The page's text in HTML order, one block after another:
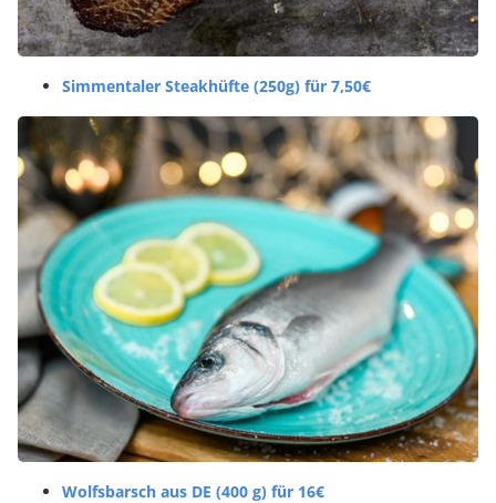
Simmentaler Steakhüfte (250g) für 7,50€
Wolfsbarsch aus DE (400 g) für 16€